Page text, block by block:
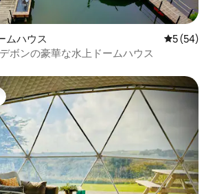
ムハウス レビュー
5 (54)
ボンの豪華な水上ドームハウス​